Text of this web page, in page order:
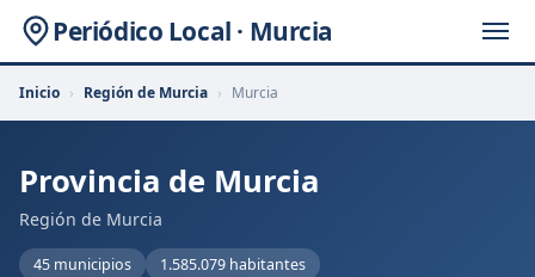
Periódico Local · Murcia
Inicio › Región de Murcia › Murcia
Provincia de Murcia
Región de Murcia
45 municipios 1.585.079 habitantes